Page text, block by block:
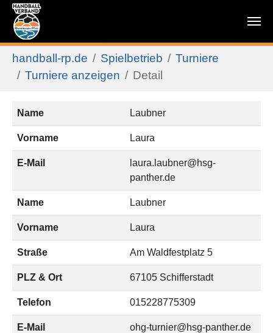
Zum Hauptinhalt springen
Sie sind hier:
handball-rp.de Spielbetrieb
Turniere
Turniere anzeigen
Detail
Name Laubner
Vorname Laura
E-Mail
laura.laubner@hsg-
panther.de
Name Laubner
Vorname Laura
Straße Am Waldfestplatz 5
PLZ & Ort 67105 Schifferstadt
Telefon 015228775309
E-Mail ohg-turnier@hsg-panther.de